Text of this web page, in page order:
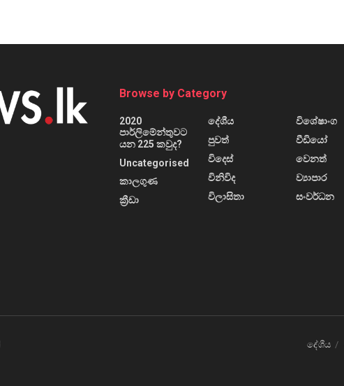
Browse by Category
2020
පාර්ලිමේන්තුවට
යන 225 කවුද?
Uncategorised
කාලගුණ
ක්‍රීඩා
දේශීය
පුවත්
විදෙස්
විනිවිද
විලාසිතා
විශේෂාංග
වීඩියෝ
වෙනත්
ව්‍යාපාර
සංවර්ධන
දේශීය